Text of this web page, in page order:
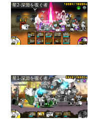
星2-深淵を覗く者
星1-深淵を覗く者